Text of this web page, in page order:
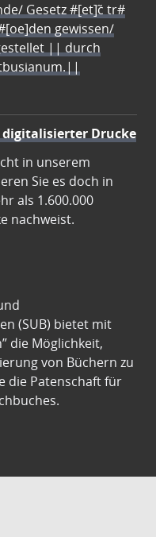
Gesetz #[et]c̃ tr#
gewissen/
|| durch
digitalisierter Drucke
in unserem
Sie es doch in
als 1.600.000
nachweist.
(SUB) bietet mit
die Möglichkeit,
von Büchern zu
die Patenschaft für